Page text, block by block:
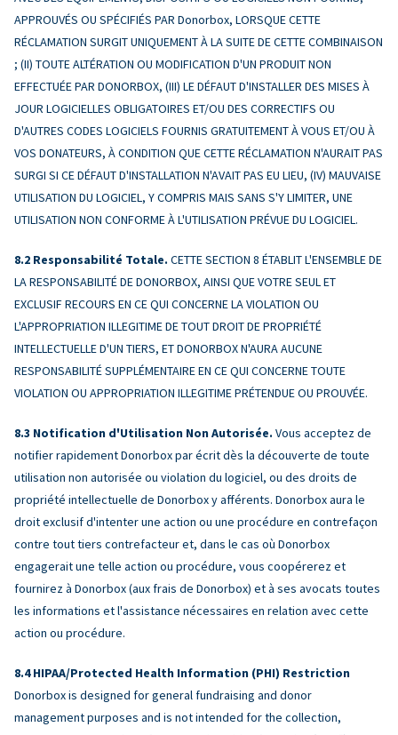
APPROUVÉS OU SPÉCIFIÉS PAR Donorbox, LORSQUE CETTE
RÉCLAMATION SURGIT UNIQUEMENT À LA SUITE DE CETTE COMBINAISON
; (II) TOUTE ALTÉRATION OU MODIFICATION D'UN PRODUIT NON
EFFECTUÉE PAR DONORBOX, (III) LE DÉFAUT D'INSTALLER DES MISES À
JOUR LOGICIELLES OBLIGATOIRES ET/OU DES CORRECTIFS OU
D'AUTRES CODES LOGICIELS FOURNIS GRATUITEMENT À VOUS ET/OU À
VOS DONATEURS, À CONDITION QUE CETTE RÉCLAMATION N'AURAIT PAS
SURGI SI CE DÉFAUT D'INSTALLATION N'AVAIT PAS EU LIEU, (IV) MAUVAISE
UTILISATION DU LOGICIEL, Y COMPRIS MAIS SANS S'Y LIMITER, UNE
UTILISATION NON CONFORME À L'UTILISATION PRÉVUE DU LOGICIEL.
Responsabilité Totale. CETTE SECTION 8 ÉTABLIT L'ENSEMBLE DE
LA RESPONSABILITÉ DE DONORBOX, AINSI QUE VOTRE SEUL ET
EXCLUSIF RECOURS EN CE QUI CONCERNE LA VIOLATION OU
L'APPROPRIATION ILLEGITIME DE TOUT DROIT DE PROPRIÉTÉ
INTELLECTUELLE D'UN TIERS, ET DONORBOX N'AURA AUCUNE
RESPONSABILITÉ SUPPLÉMENTAIRE EN CE QUI CONCERNE TOUTE
VIOLATION OU APPROPRIATION ILLEGITIME PRÉTENDUE OU PROUVÉE.
Notification d'Utilisation Non Autorisée. Vous acceptez de
notifier rapidement Donorbox par écrit dès la découverte de toute
utilisation non autorisée ou violation du logiciel, ou des droits de
propriété intellectuelle de Donorbox y afférents. Donorbox aura le
droit exclusif d'intenter une action ou une procédure en contrefaçon
contre tout tiers contrefacteur et, dans le cas où Donorbox
engagerait une telle action ou procédure, vous coopérerez et
fournirez à Donorbox (aux frais de Donorbox) et à ses avocats toutes
les informations et l'assistance nécessaires en relation avec cette
action ou procédure.
HIPAA/Protected Health Information (PHI) Restriction
Donorbox is designed for general fundraising and donor
management purposes and is not intended for the collection,